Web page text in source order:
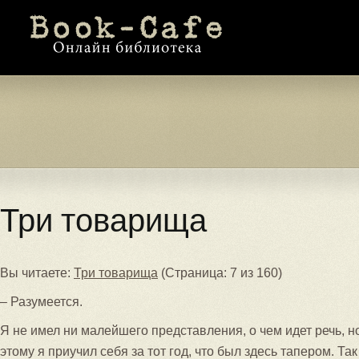
Три товарища
Вы читаете: Три товарища (Страница: 7 из 160)
– Разумеется.
Я не имел ни малейшего представления, о чем идет речь,
этому я приучил себя за тот год, что был здесь тапером.